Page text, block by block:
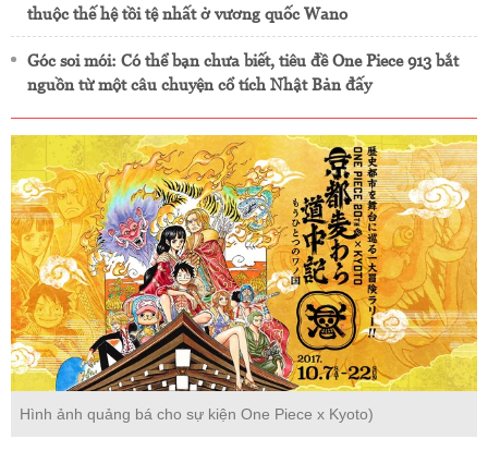
thuộc thế hệ tồi tệ nhất ở vương quốc Wano
Góc soi mói: Có thể bạn chưa biết, tiêu đề One Piece 913 bắt
nguồn từ một câu chuyện cổ tích Nhật Bản đấy
Hình ảnh quảng bá cho sự kiện One Piece x Kyoto)